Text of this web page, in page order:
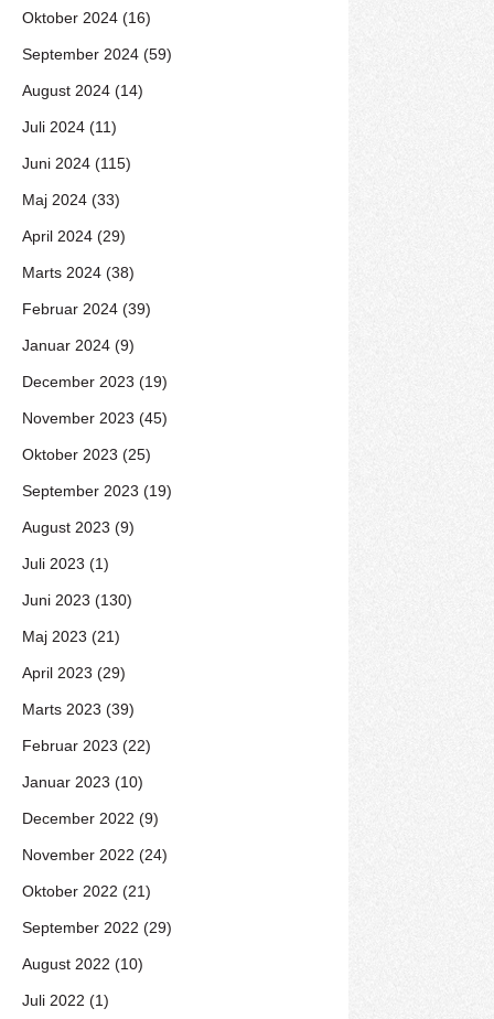
Oktober 2024 (16)
September 2024 (59)
August 2024 (14)
Juli 2024 (11)
Juni 2024 (115)
Maj 2024 (33)
April 2024 (29)
Marts 2024 (38)
Februar 2024 (39)
Januar 2024 (9)
December 2023 (19)
November 2023 (45)
Oktober 2023 (25)
September 2023 (19)
August 2023 (9)
Juli 2023 (1)
Juni 2023 (130)
Maj 2023 (21)
April 2023 (29)
Marts 2023 (39)
Februar 2023 (22)
Januar 2023 (10)
December 2022 (9)
November 2022 (24)
Oktober 2022 (21)
September 2022 (29)
August 2022 (10)
Juli 2022 (1)